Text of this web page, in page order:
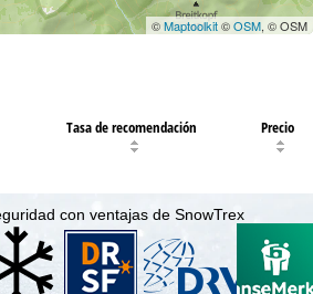
©Maptoolkit©OSM, © OSM
Tasa de recomendación Precio
con ventajas de SnowTrex